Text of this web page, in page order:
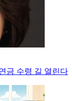
금 수령 길 열린다